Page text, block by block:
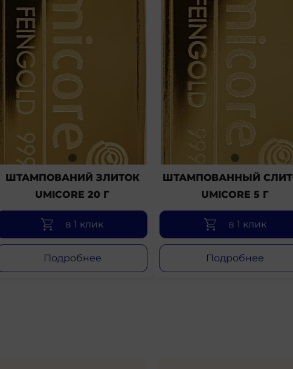
ШТАМПОВАНИЙ ЗЛИТОК
UMICORE 20 Г
в 1 клик
Подробнее
ШТАМПОВАННЫЙ
UMICORE 5 Г
в 1 клик
Подробнее